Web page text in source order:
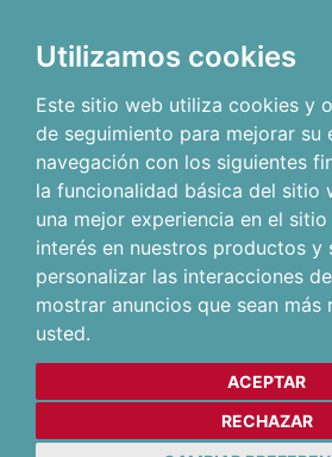
Utilizamos cookies
Este sitio web utiliza cookies y
de seguimiento para mejorar su
navegación con los siguientes
la funcionalidad básica del sitio
una mejor experiencia en el sitio
interés en nuestros productos y
personalizar las interacciones
mostrar anuncios que sean más
usted.
ACEPTAR
RECHAZAR